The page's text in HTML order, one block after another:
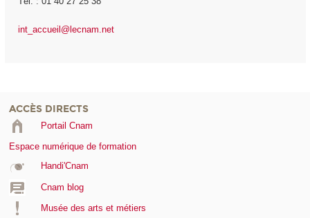
int_accueil@lecnam.net
ACCÈS DIRECTS
Portail Cnam
Espace numérique de formation
Handi'Cnam
Cnam blog
Musée des arts et métiers